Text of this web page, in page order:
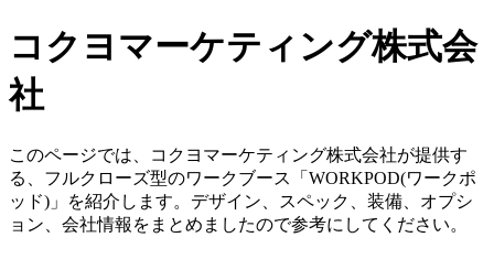
コクヨマーケティング株式会
社
このページでは、コクヨマーケティング株式会社が提供す
る、フルクローズ型のワークブース「WORKPOD(ワークポ
ッド)」を紹介します。デザイン、スペック、装備、オプシ
ョン、会社情報をまとめましたので参考にしてください。